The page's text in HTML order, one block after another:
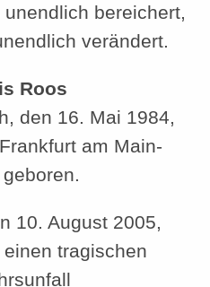
bereichert,
verändert.
Roos
den 16. Mai 1984,
am Main-
10. August 2005,
tragischen